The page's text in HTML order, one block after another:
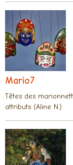
Mario7
Têtes des
attributs (Aline N.)